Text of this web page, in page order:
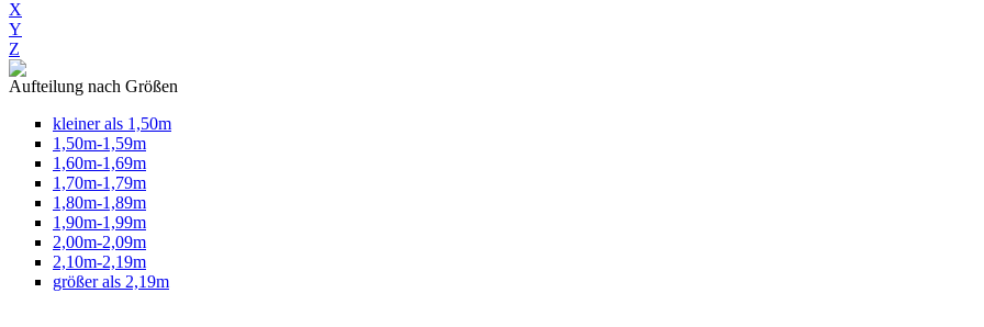
X
Y
Z
Aufteilung nach Größen
kleiner als 1,50m
1,50m-1,59m
1,60m-1,69m
1,70m-1,79m
1,80m-1,89m
1,90m-1,99m
2,00m-2,09m
2,10m-2,19m
größer als 2,19m